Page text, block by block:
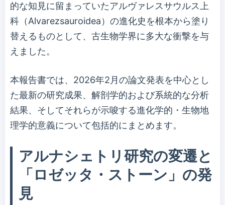
的な知見に留まっていたアルヴァレスサウルス上
科（Alvarezsauroidea）の進化史を根本から塗り
替えるものとして、古生物学界に多大な衝撃を与
えました。
本報告書では、2026年2月の論文発表を中心とし
た最新の研究成果、解剖学的および系統的な分析
結果、そしてそれらが示唆する進化学的・生物地
理学的意義について包括的にまとめます。
アルナシェトリ研究の変遷と
「ロゼッタ・ストーン」の発
見